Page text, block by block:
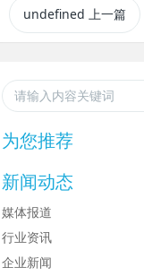
undefined 上一篇
为您推荐
新闻动态
媒体报道
行业资讯
企业新闻